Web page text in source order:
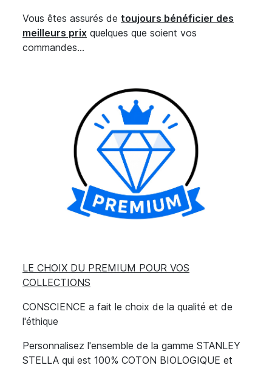
Vous êtes assurés de toujours bénéficier des
meilleurs prix quelques que soient vos
commandes...
LE CHOIX DU PREMIUM POUR VOS
COLLECTIONS
CONSCIENCE a fait le choix de la qualité et de
l'éthique
Personnalisez l'ensemble de la gamme STANLEY
STELLA qui est 100% COTON BIOLOGIQUE et